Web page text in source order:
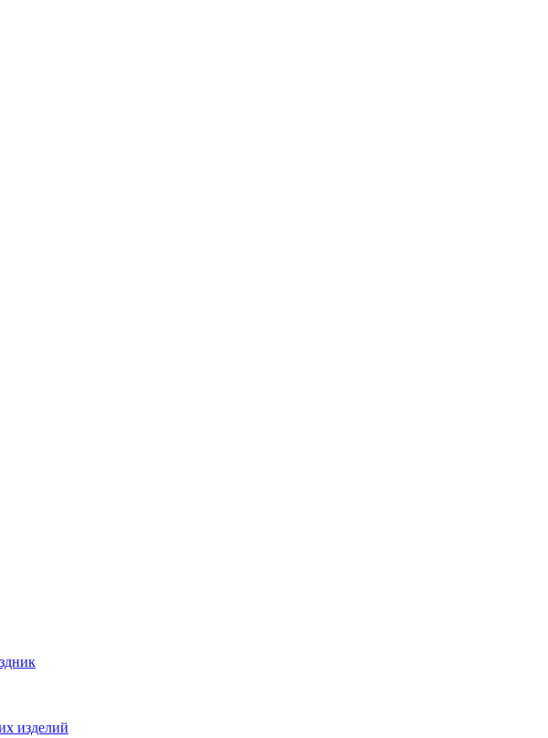
изделий